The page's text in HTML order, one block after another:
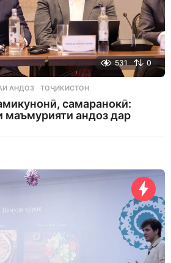
531 0
АНДОЗ ,ТОҶИКИСТОН
самаранокӣ:
маъмурияти андоз дар